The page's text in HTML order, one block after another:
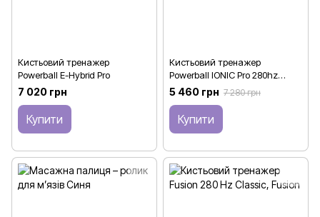
Кистьовий тренажер
Powerball E-Hybrid Pro
7 020 грн
Купити
Кистьовий тренажер
Powerball IONIC Pro 280hz
Electric-Start
5 460 грн 7 280 грн
Купити